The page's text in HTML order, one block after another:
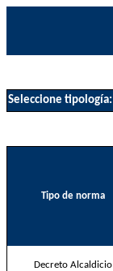
Seleccione tipología:
Tipo de norma
Decreto Alcaldicio